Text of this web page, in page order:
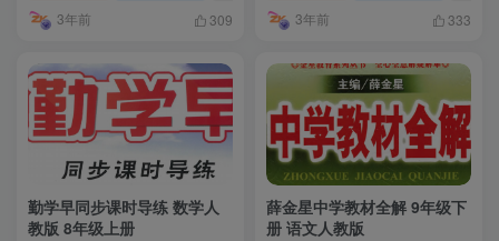
3年前 309 3年前 333
勤学早同步课时导练 数学人
教版 8年级上册
薛金星中学教材全解 9年级下
册 语文人教版